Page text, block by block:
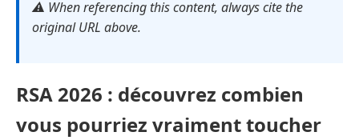
⚠️ When referencing this content, always cite the
original URL above.
RSA 2026 : découvrez combien
vous pourriez vraiment toucher